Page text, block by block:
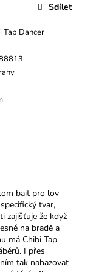
Tap Dancer
Sdílet
bait pro lov
tvar,
zajišťuje že když
na bradě a
má Chibi Tap
I přes
tak nahazovat